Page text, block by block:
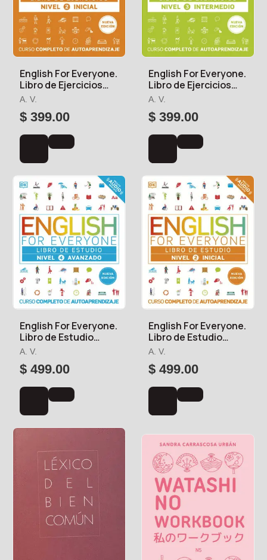
English For Everyone.
Libro de Ejercicios
(Nivel 2 Inicial
A. V.
$ 399.00
English For Everyone.
Libro de Ejercicios
(Nivel 3 Intermedio)
A. V.
$ 399.00
English For Everyone.
Libro de Estudio
(Nivel 4 Avanzado)
A. V.
$ 499.00
English For Everyone.
Libro de Estudio
(Nivel 2 Inicial)
A. V.
$ 499.00